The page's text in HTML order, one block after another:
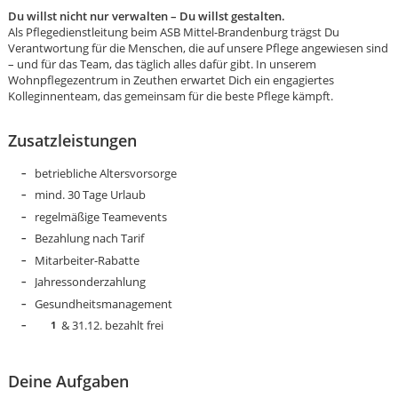
Du willst nicht nur verwalten – Du willst gestalten.
Als Pflegedienstleitung beim ASB Mittel-Brandenburg trägst Du
Verantwortung für die Menschen, die auf unsere Pflege angewiesen sind
– und für das Team, das täglich alles dafür gibt. In unserem
Wohnpflegezentrum in Zeuthen erwartet Dich ein engagiertes
Kolleginnenteam, das gemeinsam für die beste Pflege kämpft.
Zusatzleistungen
betriebliche Altersvorsorge
mind. 30 Tage Urlaub
regelmäßige Teamevents
Bezahlung nach Tarif
Mitarbeiter-Rabatte
Jahressonderzahlung
Gesundheitsmanagement
& 31.12. bezahlt frei
Deine Aufgaben